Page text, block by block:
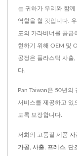
는 귀하가 우리와 함
역할을 할 것입니다.
도의 카라비너를 공급
현하기 위해 OEM 및
공정은 플라스틱 사출
다.
Pan Taiwan은 50년의
서비스를 제공하고 있
도록 보장합니다.
저희의 고품질 제품 자
가공, 사출, 프레스, 단